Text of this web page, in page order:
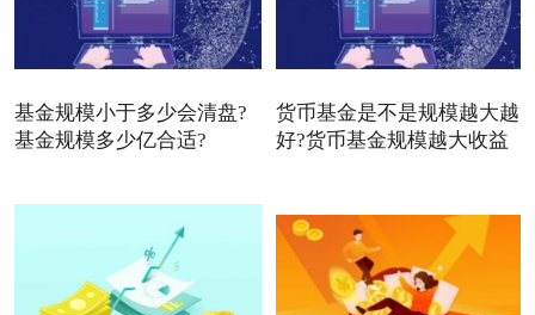
基金规模小于多少会清盘?
基金规模多少亿合适?
货币基金是不是规模越大越
好?货币基金规模越大收益